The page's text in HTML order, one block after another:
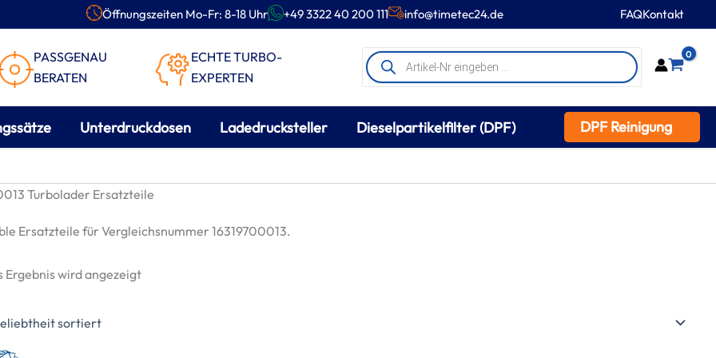
Öffnungszeiten Mo-Fr: 8-18 Uhr +49 3322 40 200 111 info@timetec24.de FAQKontakt
PASSGENAU
BERATEN
ECHTE TURBO-
EXPERTEN
Products
search
0
Unterdruckdosen Ladedrucksteller Dieselpartikelfilter (DPF) DPF Reinigung
Turbolader Ersatzteile
Ersatzteile für Vergleichsnummer 16319700013.
Ergebnis wird angezeigt